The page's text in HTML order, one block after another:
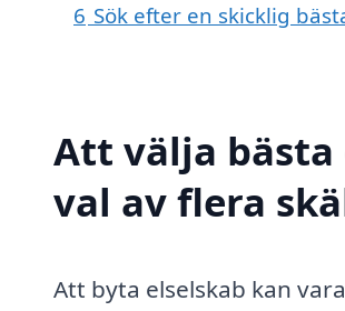
6 Sök efter en skicklig
Att välja
val av flera
Att byta elselskab kan